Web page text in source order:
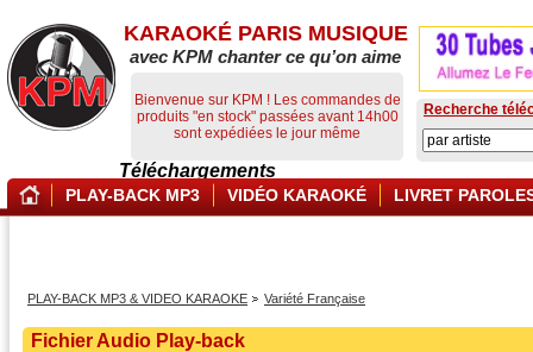
PLAY-BACK MP3 & VIDEO KARAOKE Variété Française
Fichier Audio Play-back
KARAOKÉ PARIS MUSIQUE
avec KPM chanter ce qu’on aime
Bienvenue sur KPM ! Les commandes de
produits "en stock" passées avant 14h00
sont expédiées le jour même
Téléchargements
Recherche
PLAY-BACK MP3 VIDÉO KARAOKÉ LIVRET